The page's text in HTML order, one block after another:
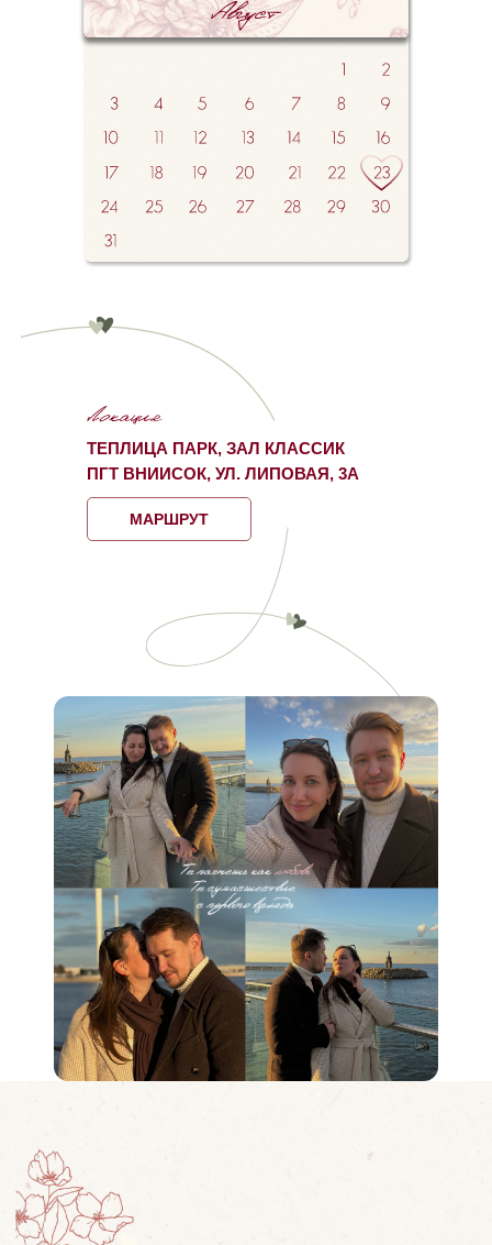
ТЕПЛИЦА ПАРК, ЗАЛ КЛАССИК
ПГТ ВНИИСОК, УЛ. ЛИПОВАЯ, 3А
МАРШРУТ